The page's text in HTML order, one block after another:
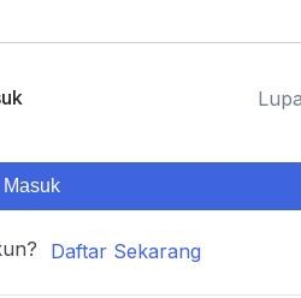
Masuk
Daftar Sekarang